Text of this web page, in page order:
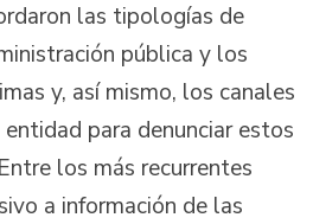
las tipologías de
pública y los
y, así mismo, los canales
para denunciar estos
los más recurrentes
a información de las